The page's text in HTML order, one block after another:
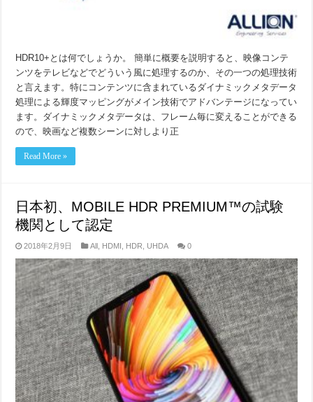
HDR10+とは何でしょうか。 簡単に概要を説明すると、映像コンテ
ンツをテレビなどでどういう風に処理するのか、その一つの処理技術
と言えます。特にコンテンツに含まれているダイナミックメタデータ
処理による輝度マッピングがメイン技術でアドバンテージになってい
ます。ダイナミックメタデータは、フレーム毎に変えることができる
ので、映画など複数シーンに対しより正
Read More »
日本初、MOBILE HDR PREMIUM™の試験
機関として認定
2018年2月9日 All HDMI HDR UHDA 0